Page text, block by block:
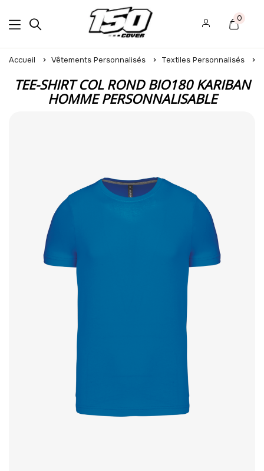
0
Accueil Vêtements Personnalisés Textiles Personnalisés
TEE-SHIRT COL ROND BIO180 KARIBAN
HOMME PERSONNALISABLE